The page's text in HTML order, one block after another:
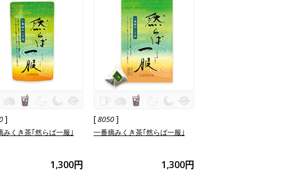
]
みくき茶｢然らば一服｣
1,300円
[8050]
一番摘みくき茶｢然らば一服｣
1,300円